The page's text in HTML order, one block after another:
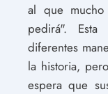
al que
pedirá".
diferentes
la historia,
espera que